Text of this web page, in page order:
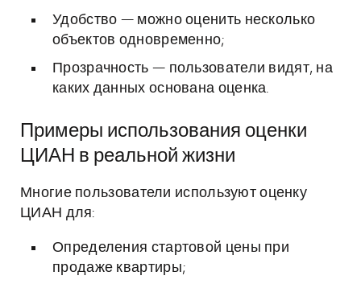
Удобство — можно оценить несколько
объектов одновременно;
Прозрачность — пользователи видят, на
каких данных основана оценка.
Примеры использования оценки
ЦИАН в реальной жизни
Многие пользователи используют оценку
ЦИАН для:
Определения стартовой цены при
продаже квартиры;